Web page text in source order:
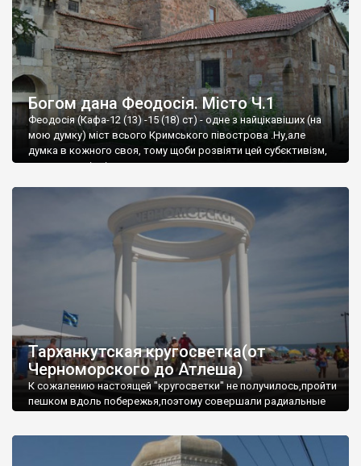
Богом дана Феодосія. Місто Ч.1
Феодосія (Кафа-12 (13) -15 (18) ст) - одне з найцікавіших (на
мою думку) міст всього Кримського півострова .Ну,але
думка в кожного своя, тому щоби розвіяти цей субєктивізм,
запрошую відвідати це
Тарханкутская кругосветка(от
Черноморского до Атлеша)
К сожалению настоящей "кругосветки" не получилось,пройти
пешком вдоль побережья,поэтому совершали радиальные